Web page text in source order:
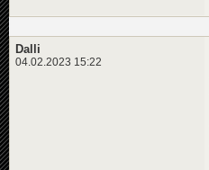
Dalli
04.02.2023 15:22